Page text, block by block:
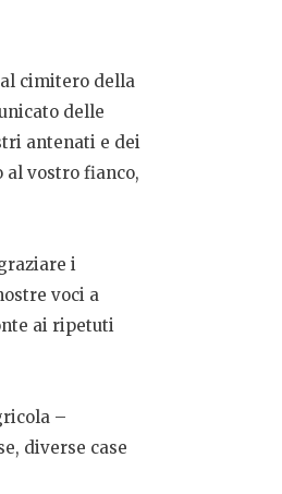
cimitero della
delle
antenati e dei
al vostro fianco,
i
voci a
ai ripetuti
–
diverse case